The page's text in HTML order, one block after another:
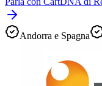
Andorra e Spagna